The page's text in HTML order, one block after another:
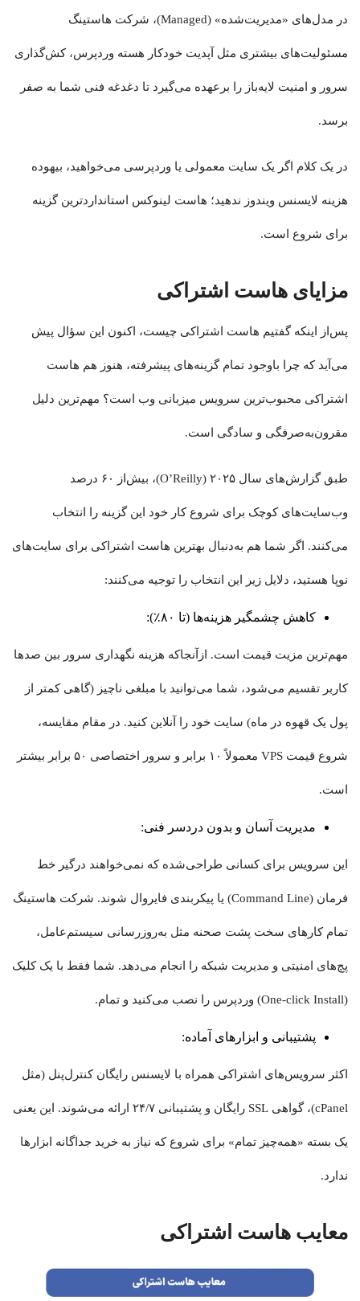
در مدل‌های «مدیریت‌شده» (Managed)، شرکت هاستینگ
مسئولیت‌های بیشتری مثل آپدیت خودکار هسته وردپرس، کش‌گذاری
سرور و امنیت لایه‌باز را برعهده می‌گیرد تا دغدغه فنی شما به صفر
برسد.
در یک کلام اگر یک سایت معمولی یا وردپرسی می‌خواهید، بیهوده
هزینه لایسنس ویندوز ندهید؛ هاست لینوکس استانداردترین گزینه
برای شروع است.
مزایای هاست اشتراکی
پس‌از اینکه گفتیم هاست اشتراکی چیست، اکنون این سؤال پیش
می‌آید که چرا باوجود تمام گزینه‌های پیشرفته، هنوز هم هاست
اشتراکی محبوب‌ترین سرویس میزبانی وب است؟ مهم‌ترین دلیل
مقرون‌به‌صرفگی و سادگی است.
طبق گزارش‌های سال ۲۰۲۵ (O’Reilly)، بیش‌از ۶۰ درصد
وب‌سایت‌های کوچک برای شروع کار خود این گزینه را انتخاب
می‌کنند. اگر شما هم به‌دنبال بهترین هاست اشتراکی برای سایت‌های
نوپا هستید، دلایل زیر این انتخاب را توجیه می‌کنند:
کاهش چشمگیر هزینه‌ها (تا ۸۰٪):
مهم‌ترین مزیت قیمت است. ازآنجاکه هزینه نگهداری سرور بین صدها
کاربر تقسیم می‌شود، شما می‌توانید با مبلغی ناچیز (گاهی کمتر از
پول یک قهوه در ماه) سایت خود را آنلاین کنید. در مقام مقایسه،
شروع قیمت VPS معمولاً ۱۰ برابر و سرور اختصاصی ۵۰ برابر بیشتر
است.
مدیریت آسان و بدون دردسر فنی:
این سرویس برای کسانی طراحی‌شده که نمی‌خواهند درگیر خط
فرمان (Command Line) یا پیکربندی فایروال شوند. شرکت هاستینگ
تمام کارهای سخت پشت صحنه مثل به‌روزرسانی سیستم‌عامل،
پچ‌های امنیتی و مدیریت شبکه را انجام می‌دهد. شما فقط با یک کلیک
(One-click Install) وردپرس را نصب می‌کنید و تمام.
پشتیبانی و ابزارهای آماده:
اکثر سرویس‌های اشتراکی همراه با لایسنس رایگان کنترل‌پنل (مثل
cPanel)، گواهی SSL رایگان و پشتیبانی ۲۴/۷ ارائه می‌شوند. این یعنی
یک بسته «همه‌چیز تمام» برای شروع که نیاز به خرید جداگانه ابزارها
ندارد.
معایب هاست اشتراکی